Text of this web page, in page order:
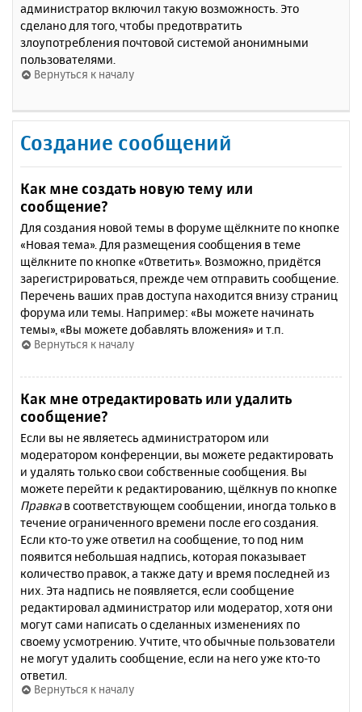
администратор включил такую возможность. Это
сделано для того, чтобы предотвратить
злоупотребления почтовой системой анонимными
пользователями.
Вернуться к началу
Создание сообщений
Как мне создать новую тему или
сообщение?
Для создания новой темы в форуме щёлкните по кнопке
«Новая тема». Для размещения сообщения в теме
щёлкните по кнопке «Ответить». Возможно, придётся
зарегистрироваться, прежде чем отправить сообщение.
Перечень ваших прав доступа находится внизу страниц
форума или темы. Например: «Вы можете начинать
темы», «Вы можете добавлять вложения» и т.п.
Вернуться к началу
Как мне отредактировать или удалить
сообщение?
Если вы не являетесь администратором или
модератором конференции, вы можете редактировать
и удалять только свои собственные сообщения. Вы
можете перейти к редактированию, щёлкнув по кнопке
Правкав соответствующем сообщении, иногда только в
течение ограниченного времени после его создания.
Если кто-то уже ответил на сообщение, то под ним
появится небольшая надпись, которая показывает
количество правок, а также дату и время последней из
них. Эта надпись не появляется, если сообщение
редактировал администратор или модератор, хотя они
могут сами написать о сделанных изменениях по
своему усмотрению. Учтите, что обычные пользователи
не могут удалить сообщение, если на него уже кто-то
ответил.
Вернуться к началу